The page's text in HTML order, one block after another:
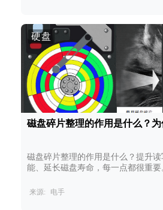
硬盘
磁盘碎片整理的作用是什么？
磁盘碎片整理的作用是什么？提升
能、延长磁盘寿命，每一点都很重要
来源: 电手